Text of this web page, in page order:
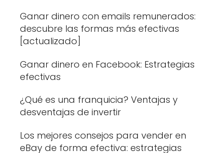
Ganar dinero con emails remunerados:
descubre las formas más efectivas
[actualizado]
Ganar dinero en Facebook: Estrategias
efectivas
¿Qué es una franquicia? Ventajas y
desventajas de invertir
Los mejores consejos para vender en
eBay de forma efectiva: estrategias